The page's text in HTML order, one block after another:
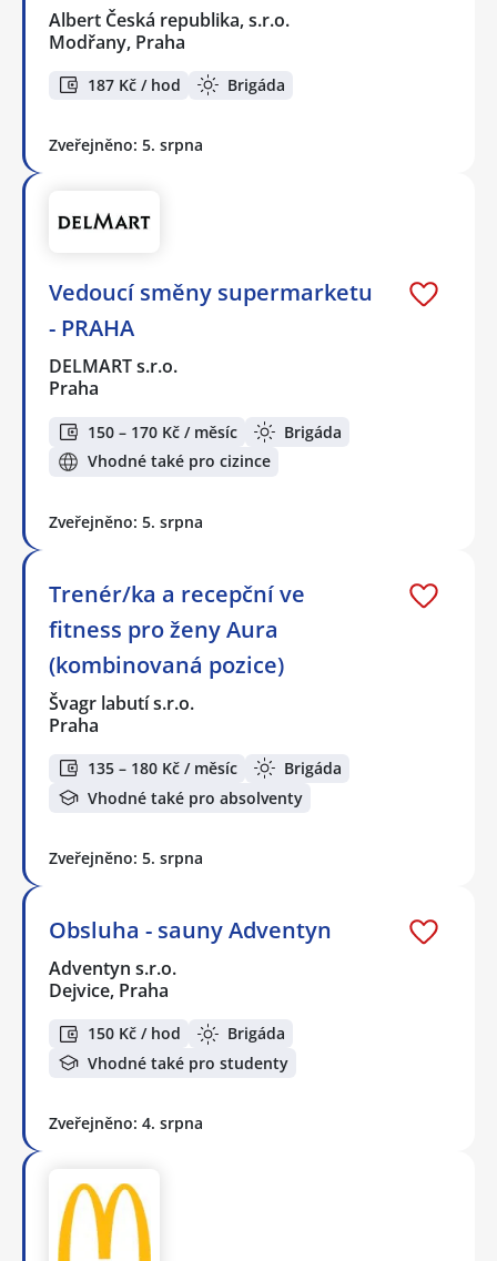
Albert Česká republika, s.r.o.
Modřany, Praha
187 Kč / hod Brigáda
Zveřejněno: 5. srpna
Vedoucí směny supermarketu
- PRAHA
DELMART s.r.o.
Praha
150 – 170 Kč / měsíc
Brigáda
Vhodné také pro cizince
Zveřejněno: 5. srpna
Trenér/ka a recepční ve
fitness pro ženy Aura
(kombinovaná pozice)
Švagr labutí s.r.o.
Praha
135 – 180 Kč / měsíc
Brigáda
Vhodné také pro absolventy
Zveřejněno: 5. srpna
Obsluha - sauny Adventyn
Adventyn s.r.o.
Dejvice, Praha
150 Kč / hod
Brigáda
Vhodné také pro studenty
Zveřejněno: 4. srpna